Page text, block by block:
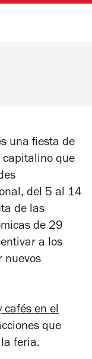
una fiesta de
capitalino que
del 5 al 14
de las
de 29
a los
nuevos
cafés en el
que
feria.